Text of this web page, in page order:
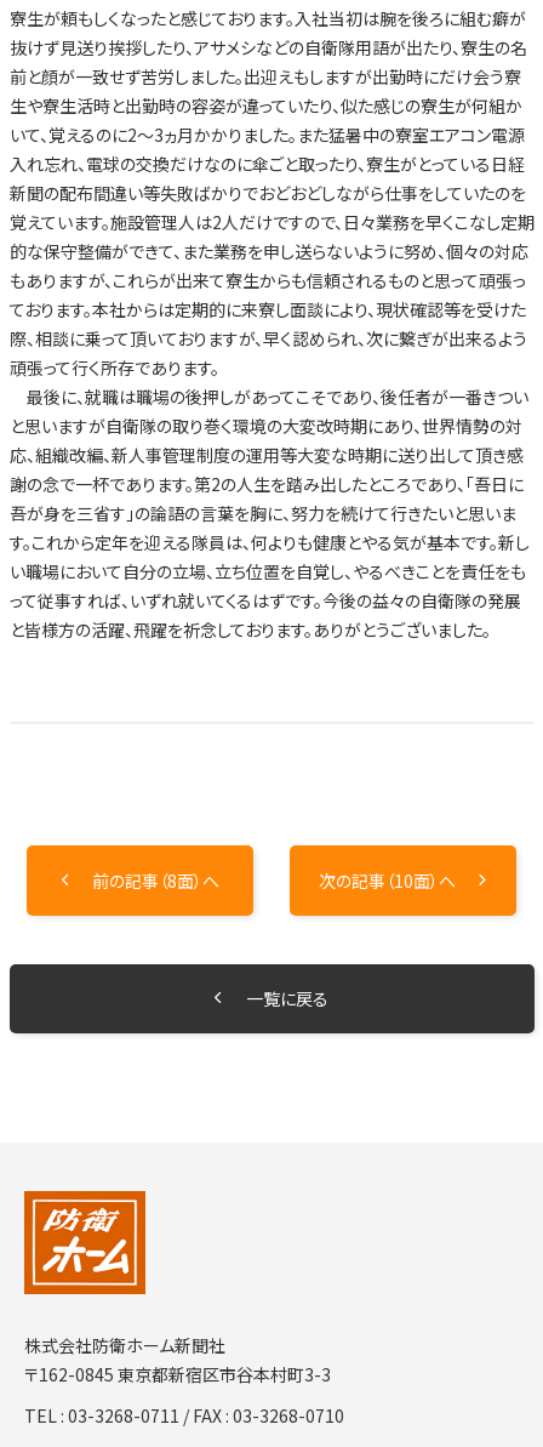
寮生が頼もしくなったと感じております。入社当初は腕を後ろに組む癖が
抜けず見送り挨拶したり、アサメシなどの自衛隊用語が出たり、寮生の名
前と顔が一致せず苦労しました。出迎えもしますが出勤時にだけ会う寮
生や寮生活時と出勤時の容姿が違っていたり、似た感じの寮生が何組か
いて、覚えるのに2～3ヵ月かかりました。また猛暑中の寮室エアコン電源
入れ忘れ、電球の交換だけなのに傘ごと取ったり、寮生がとっている日経
新聞の配布間違い等失敗ばかりでおどおどしながら仕事をしていたのを
覚えています。施設管理人は2人だけですので、日々業務を早くこなし定期
的な保守整備ができて、また業務を申し送らないように努め、個々の対応
もありますが、これらが出来て寮生からも信頼されるものと思って頑張っ
ております。本社からは定期的に来寮し面談により、現状確認等を受けた
際、相談に乗って頂いておりますが、早く認められ、次に繋ぎが出来るよう
頑張って行く所存であります。
最後に、就職は職場の後押しがあってこそであり、後任者が一番きつい
と思いますが自衛隊の取り巻く環境の大変改時期にあり、世界情勢の対
応、組織改編、新人事管理制度の運用等大変な時期に送り出して頂き感
謝の念で一杯であります。第2の人生を踏み出したところであり、「吾日に
吾が身を三省す」の論語の言葉を胸に、努力を続けて行きたいと思いま
す。これから定年を迎える隊員は、何よりも健康とやる気が基本です。新し
い職場において自分の立場、立ち位置を自覚し、やるべきことを責任をも
って従事すれば、いずれ就いてくるはずです。今後の益々の自衛隊の発展
と皆様方の活躍、飛躍を祈念しております。ありがとうございました。
前の記事（8面）へ 次の記事（10面）へ
一覧に戻る
株式会社防衛ホーム新聞社
〒162-0845 東京都新宿区市谷本村町3-3
TEL :03-3268-0711 / FAX : 03-3268-0710